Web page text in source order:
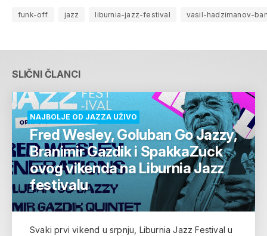
funk-off jazz liburnia-jazz-festival vasil-hadzimanov-
SLIČNI ČLANCI
NAJBOLJE OD JAZZA UŽIVO
Fred Wesley, Goluban Go Jazzy,
Branimir Gazdik i SpakkaZuck
ovog vikenda na Liburnia Jazz
festivalu
Svaki prvi vikend u srpnju, Liburnia Jazz Festival u